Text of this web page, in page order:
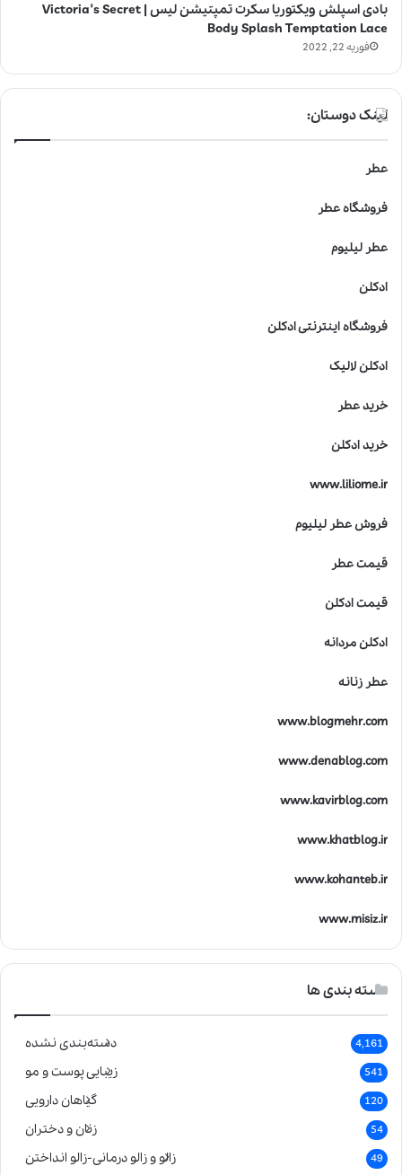
بادی اسپلش ویکتوریا سکرت تمپتیشن لیس | Victoria’s Secret
Body Splash Temptation Lace
فوریه 22, 2022
لینک دوستان:
عطر
فروشگاه عطر
عطر لیلیوم
ادکلن
فروشگاه اینترنتی ادکلن
ادکلن لالیک
خرید عطر
خرید ادکلن
www.liliome.ir
فروش عطر لیلیوم
قیمت عطر
قیمت ادکلن
ادکلن مردانه
عطر زنانه
www.blogmehr.com
www.denablog.com
www.kavirblog.com
www.khatblog.ir
www.kohanteb.ir
www.misiz.ir
دسته بندی ها
دسته‌بندی نشده 4,161
زیبایی پوست و مو 541
گیاهان دارویی 120
زنان و دختران 54
زالو و زالو درمانی-زالو انداختن 49